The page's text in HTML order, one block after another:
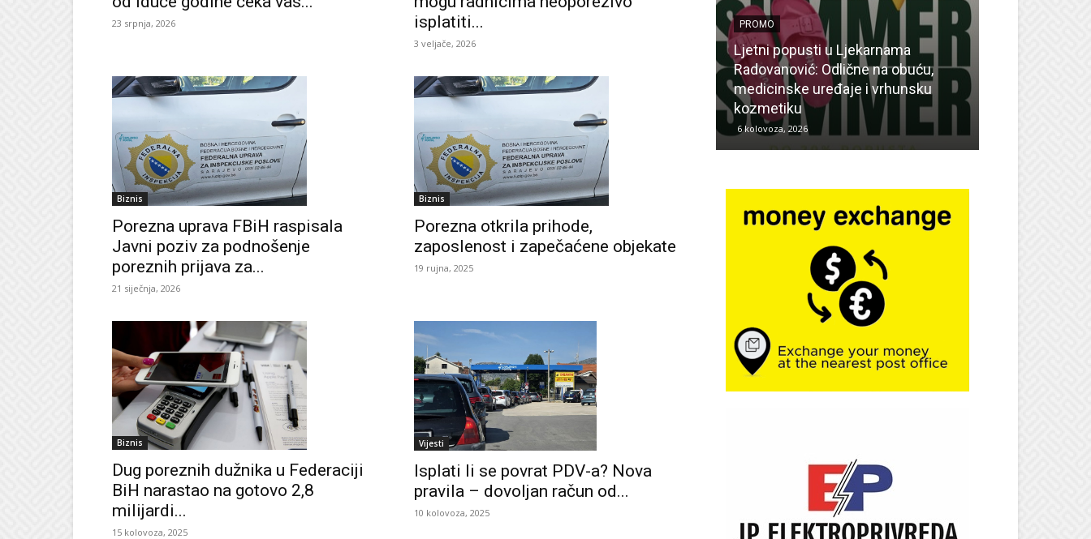
23 srpnja, 2026
isplatiti...
3 veljače, 2026
Biznis
Porezna uprava FBiH raspisala
Javni poziv za podnošenje
poreznih prijava za...
21 siječnja, 2026
Biznis
Porezna otkrila prihode,
zaposlenost i zapečaćene objekate
19 rujna, 2025
Biznis
Dug poreznih dužnika u Federaciji
BiH narastao na gotovo 2,8
milijardi...
15 kolovoza, 2025
Vijesti
Isplati li se povrat PDV-a? Nova
pravila – dovoljan račun od...
10 kolovoza, 2025
PROMO
Ljetni popusti u Ljekarnama
Radovanović: Odlične na obuću,
medicinske uređaje i vrhunsku
kozmetiku
6 kolovoza, 2026